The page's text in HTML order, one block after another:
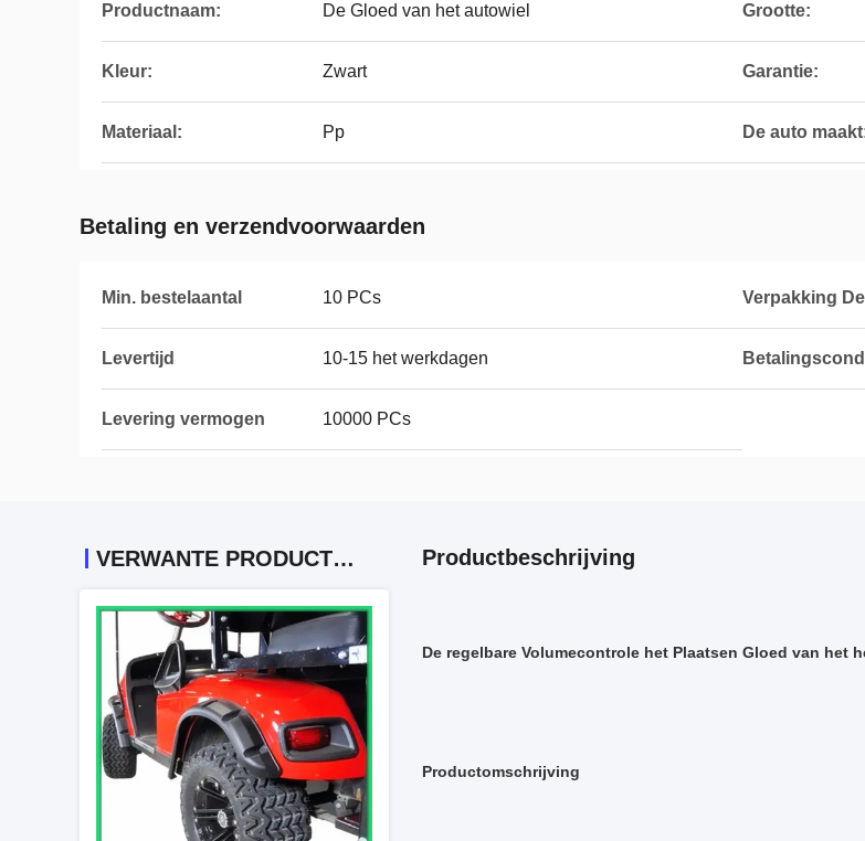
Productnaam: De Gloed van het autowiel Grootte:
Kleur: Zwart Garantie:
Materiaal: Pp De auto
Betaling en verzendvoorwaarden
Min. bestelaantal 10 PCs Verpakking
Levertijd 10-15 het werkdagen
Levering vermogen 10000 PCs
VERWANTE PRODUCTEN Productbeschrijving
De regelbare Volumecontrole het Plaatsen Gloed van het
Productomschrijving